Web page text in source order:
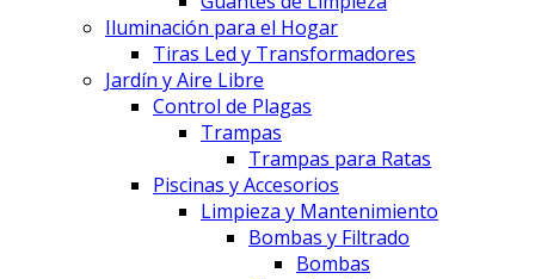
Iluminación para el Hogar
Tiras Led y Transformadores
Jardín y Aire Libre
Control de Plagas
Trampas
Trampas para Ratas
Piscinas y Accesorios
Limpieza y Mantenimiento
Bombas y Filtrado
Bombas